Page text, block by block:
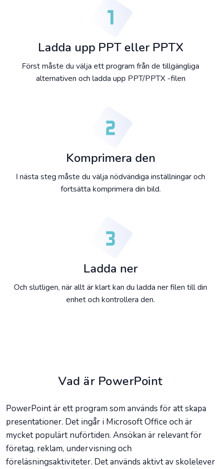
Ladda upp PPT eller PPTX
Först måste du välja ett program från de tillgängliga
alternativen och ladda upp PPT/PPTX -filen
Komprimera den
I nästa steg måste du välja nödvändiga inställningar och
fortsätta komprimera din bild.
Ladda ner
Och slutligen, när allt är klart kan du ladda ner filen till din
enhet och kontrollera den.
Vad är PowerPoint
PowerPoint är ett program som används för att skapa
presentationer. Det ingår i Microsoft Office och är
mycket populärt nuförtiden. Ansökan är relevant för
företag, reklam, undervisning och
föreläsningsaktiviteter. Det används aktivt av skolelever